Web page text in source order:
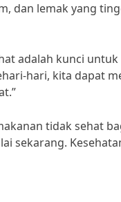
dan lemak yang
adalah kunci
hari, kita dapat
tidak sehat
sekarang.